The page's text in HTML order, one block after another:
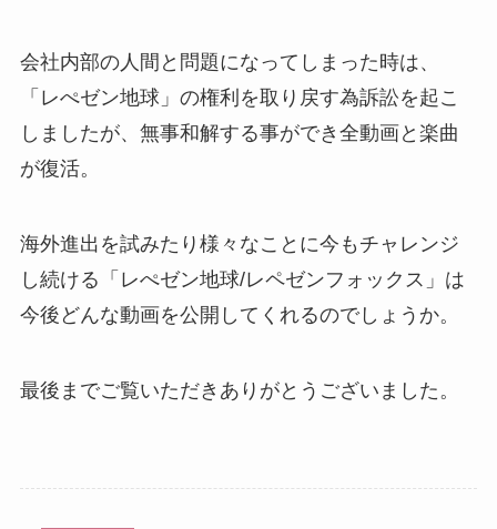
会社内部の人間と問題になってしまった時は、
「レぺゼン地球」の権利を取り戻す為訴訟を起こ
しましたが、無事和解する事ができ全動画と楽曲
が復活。
海外進出を試みたり様々なことに今もチャレンジ
し続ける「レぺゼン地球/レペゼンフォックス」は
今後どんな動画を公開してくれるのでしょうか。
最後までご覧いただきありがとうございました。